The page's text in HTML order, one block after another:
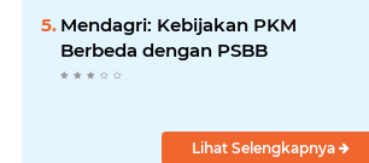
Komunikasi Antar-Kades untuk
Memajukan Desa
Mendagri: Kebijakan PKM
Berbeda dengan PSBB
Lihat Selengkapnya